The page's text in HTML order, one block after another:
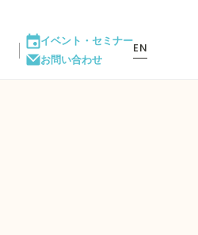
イベント・ セミナー
お問い合わせ
EN